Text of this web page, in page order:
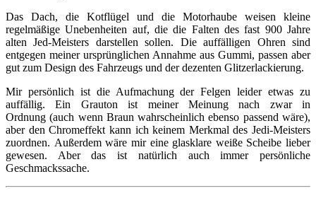
Das Dach, die Kotflügel und die Motorhaube weisen kleine
regelmäßige Unebenheiten auf, die die Falten des fast 900 Jahre
alten Jed-Meisters darstellen sollen. Die auffälligen Ohren sind
entgegen meiner ursprünglichen Annahme aus Gummi, passen aber
gut zum Design des Fahrzeugs und der dezenten Glitzerlackierung.
Mir persönlich ist die Aufmachung der Felgen leider etwas zu
auffällig. Ein Grauton ist meiner Meinung nach zwar in
Ordnung (auch wenn Braun wahrscheinlich ebenso passend wäre),
aber den Chromeffekt kann ich keinem Merkmal des Jedi-Meisters
zuordnen. Außerdem wäre mir eine glasklare weiße Scheibe lieber
gewesen. Aber das ist natürlich auch immer persönliche
Geschmackssache.